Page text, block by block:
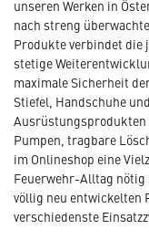
unseren Werken in
nach streng
Produkte verbindet die
stetige
maximale Sicherheit
Stiefel, Handschuhe
Pumpen, tragbare
im Onlineshop eine
Feuerwehr-Alltag
völlig neu entwickelten
verschiedenste